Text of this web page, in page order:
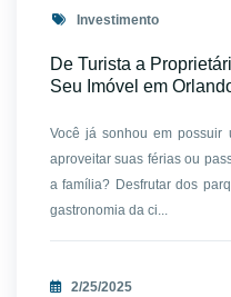
Investimento
De Turista a
Seu Imóvel em
Você já sonhou em possuir
aproveitar suas férias ou
a família? Desfrutar dos
gastronomia da ci...
2/25/2025